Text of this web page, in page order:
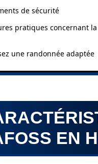
de sécurité
pratiques concernant la
une randonnée adaptée
EN